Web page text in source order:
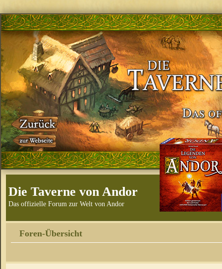
Die Taverne von Andor
Das offizielle Forum zur Welt von Andor
Foren-Übersicht